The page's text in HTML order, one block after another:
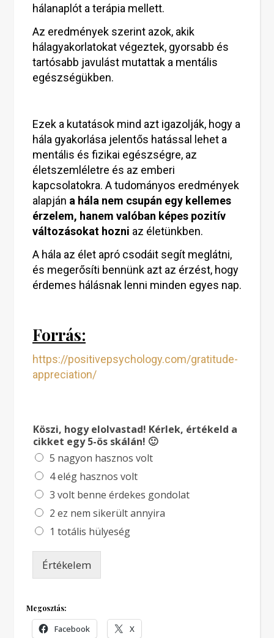
hálanaplót a terápia mellett.
Az eredmények szerint azok, akik
hálagyakorlatokat végeztek, gyorsabb és
tartósabb javulást mutattak a mentális
egészségükben.
Ezek a kutatások mind azt igazolják, hogy a
hála gyakorlása jelentős hatással lehet a
mentális és fizikai egészségre, az
életszemléletre és az emberi
kapcsolatokra. A tudományos eredmények
alapján a hála nem csupán egy kellemes
érzelem, hanem valóban képes pozitív
változásokat hozni az életünkben.
A hála az élet apró csodáit segít meglátni,
és megerősíti bennünk azt az érzést, hogy
érdemes hálásnak lenni minden egyes nap.
Forrás:
https://positivepsychology.com/gratitude-
appreciation/
Köszi, hogy elolvastad! Kérlek, értékeld a
cikket egy 5-ös skálán! 🙂
5 nagyon hasznos volt
4 elég hasznos volt
3 volt benne érdekes gondolat
2 ez nem sikerült annyira
1 totális hülyeség
Értékelem
Megosztás:
Facebook X